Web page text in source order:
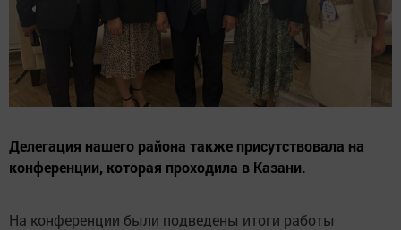
Делегация нашего района также присутствовала на
конференции, которая проходила в Казани.
На конференции были подведены итоги работы